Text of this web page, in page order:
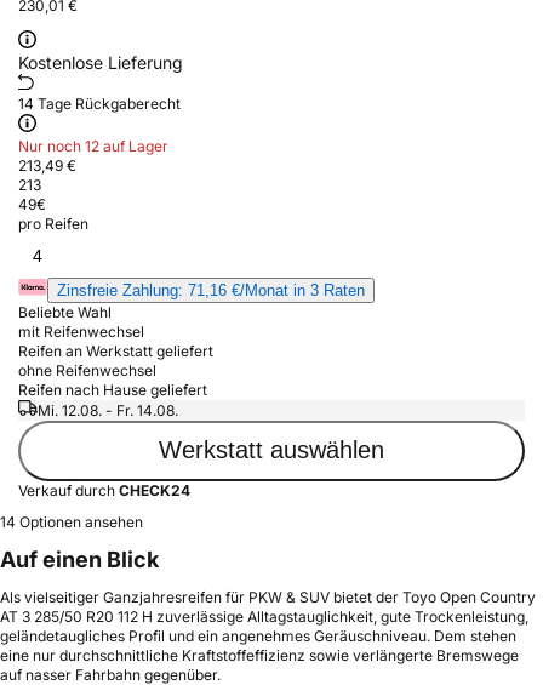
230,01 €
Kostenlose Lieferung
14 Tage Rückgaberecht
Nur noch 12 auf Lager
213,49 €
213
49€
pro Reifen
4
Zinsfreie Zahlung: 71,16 €/Monat in 3 Raten
Beliebte Wahl
mit Reifenwechsel
Reifen an Werkstatt geliefert
ohne Reifenwechsel
Reifen nach Hause geliefert
Mi. 12.08. - Fr. 14.08.
Werkstatt auswählen
Verkauf durch CHECK24
14 Optionen ansehen
Auf einen Blick
Als vielseitiger Ganzjahresreifen für PKW & SUV bietet der Toyo Open Country
AT 3 285/50 R20 112 H zuverlässige Alltagstauglichkeit, gute Trockenleistung,
geländetaugliches Profil und ein angenehmes Geräuschniveau. Dem stehen
eine nur durchschnittliche Kraftstoffeffizienz sowie verlängerte Bremswege
auf nasser Fahrbahn gegenüber.